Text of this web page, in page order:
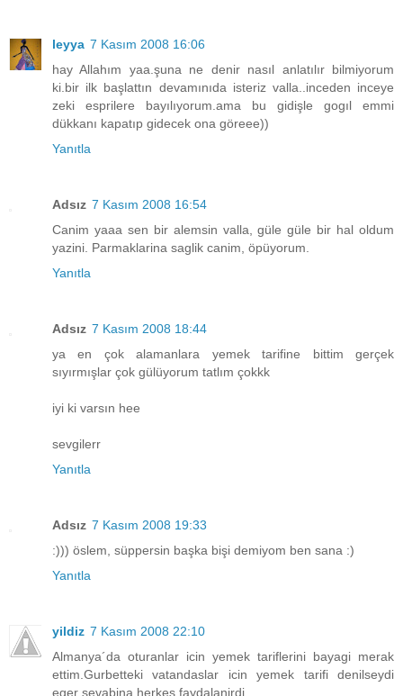
leyya 7 Kasım 2008 16:06
hay Allahım yaa.şuna ne denir nasıl anlatılır bilmiyorum
ki.bir ilk başlattın devamınıda isteriz valla..inceden inceye
zeki esprilere bayılıyorum.ama bu gidişle gogıl emmi
dükkanı kapatıp gidecek ona göreee))
Yanıtla
Adsız 7 Kasım 2008 16:54
Canim yaaa sen bir alemsin valla, güle güle bir hal oldum
yazini. Parmaklarina saglik canim, öpüyorum.
Yanıtla
Adsız 7 Kasım 2008 18:44
ya en çok alamanlara yemek tarifine bittim gerçek
sıyırmışlar çok gülüyorum tatlım çokkk
iyi ki varsın hee
sevgilerr
Yanıtla
Adsız 7 Kasım 2008 19:33
:))) öslem, süppersin başka bişi demiyom ben sana :)
Yanıtla
yildiz 7 Kasım 2008 22:10
Almanya´da oturanlar icin yemek tariflerini bayagi merak
ettim.Gurbetteki vatandaslar icin yemek tarifi denilseydi
eger sevabina herkes faydalanirdi.